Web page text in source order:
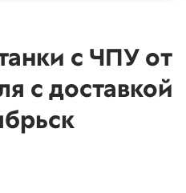
с ЧПУ от
с доставкой